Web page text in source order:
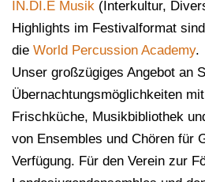
IN.DI.E Musik (Interkultur,
Highlights im Festivalformat
die World Percussion Academy.
Unser großzügiges Angebot an
Übernachtungsmöglichkeiten
Frischküche, Musikbibliothek
von Ensembles und Chören für
Verfügung. Für den Verein zur